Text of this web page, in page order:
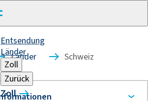
Entsendung
Länder
Zoll
Zurück
Zoll
Länder Schweiz